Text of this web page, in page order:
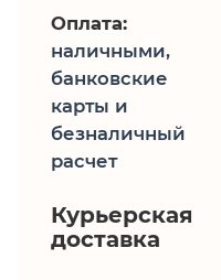
Оплата:
наличными,
банковские
карты и
безналичный
расчет
Курьерская
доставка